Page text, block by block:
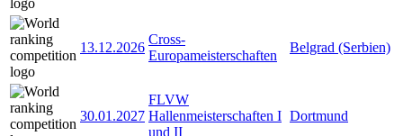
13.12.2026
Cross-
Europameisterschaften
Belgrad (Serbien)
30.01.2027
FLVW
Hallenmeisterschaften I
und II
Dortmund